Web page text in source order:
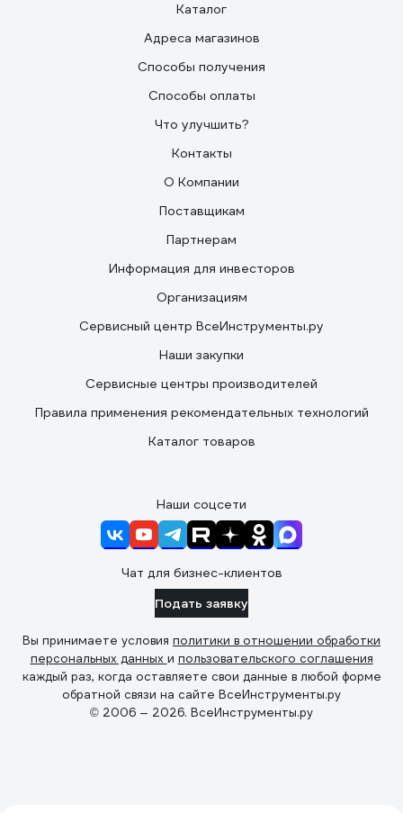
Каталог
Адреса магазинов
Способы получения
Способы оплаты
Что улучшить?
Контакты
О Компании
Поставщикам
Партнерам
Информация для инвесторов
Организациям
Сервисный центр ВсеИнструменты.ру
Наши закупки
Сервисные центры производителей
Правила применения рекомендательных технологий
Каталог товаров
Наши соцсети
Чат для бизнес-клиентов
Подать заявку
Вы принимаете условия политики в отношении обработки
персональных данных и пользовательского соглашения
каждый раз, когда оставляете свои данные в любой форме
обратной связи на сайте ВсеИнструменты.ру
© 2006 — 2026. ВсеИнструменты.ру